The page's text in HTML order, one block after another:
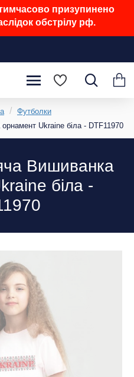
призупинено
обстрілу рф.
Футболки
Ukraine біла - DTF11970
Вишиванка
біла -